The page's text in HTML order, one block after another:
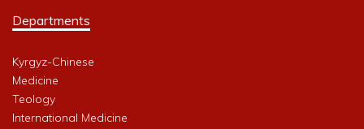
Departments
Kyrgyz-Chinese
Medicine
Teology
International Medicine